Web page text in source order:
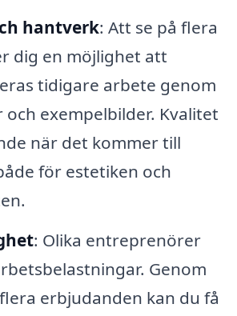
hantverk: Att se på flera
dig en möjlighet att
tidigare arbete genom
exempelbilder. Kvalitet
när det kommer till
för estetiken och
: Olika entreprenörer
Genom
erbjudanden kan du få